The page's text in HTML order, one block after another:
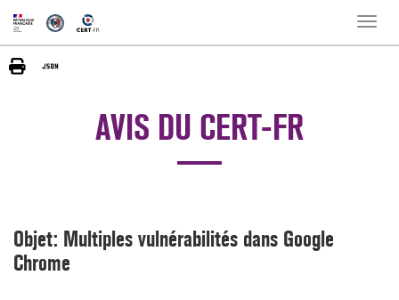
Toggle
AVIS DU CERT-FR
Objet: Multiples vulnérabilités dans Google
Chrome